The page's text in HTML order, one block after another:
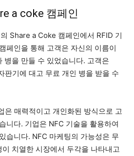
a coke 캠페인
Share a Coke 캠페인에서 RFID 기
페인을 통해 고객은 자신의 이름이
병을 만들 수 있었습니다. 고객은
판기에 대고 무료 개인 병을 받을 수
은 매력적이고 개인화된 방식으로 고
니다. 기업은 NFC 기술을 활용하여
습니다. NFC 마케팅의 가능성은 무
치열한 시장에서 두각을 나타내고